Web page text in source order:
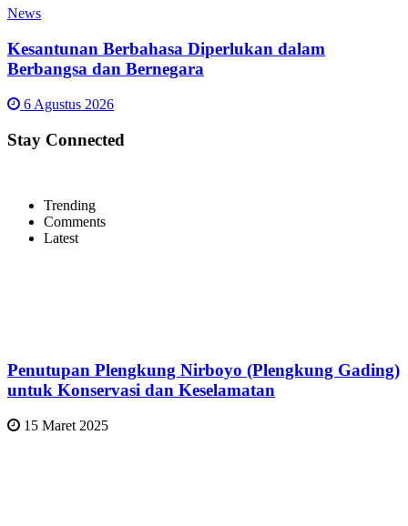
News
Kesantunan Berbahasa Diperlukan dalam
Berbangsa dan Bernegara
6 Agustus 2026
Stay Connected
Trending
Comments
Latest
Penutupan Plengkung Nirboyo (Plengkung Gading)
untuk Konservasi dan Keselamatan
15 Maret 2025